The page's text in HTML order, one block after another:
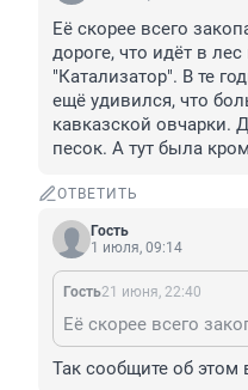
Её скорее всего
дороге, что идёт в
"Катализатор". В те
ещё удивился, что
кавказской овчарки.
песок. А тут была
ОТВЕТИТЬ
Гость
1 июля, 09:14
Гость21 июня, 22:40
Так сообщите об